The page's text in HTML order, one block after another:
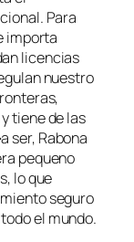
Para
importa
licencias
nuestro
tiene de las
ser, Rabona
pequeno
lo que
seguro
el mundo.